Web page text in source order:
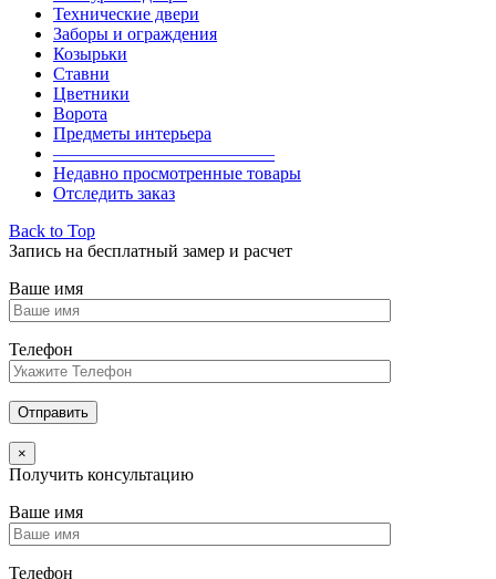
Технические двери
Заборы и ограждения
Козырьки
Ставни
Цветники
Ворота
Предметы интерьера
————————————–
Недавно просмотренные товары
Отследить заказ
Back to Top
Запись на бесплатный замер и расчет
Ваше имя
Телефон
×
Получить консультацию
Ваше имя
Телефон